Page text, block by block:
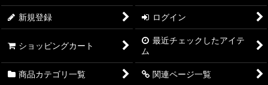
新規登録 ログイン
ショッピングカート
最近チェックしたアイテ
ム
商品カテゴリ一覧 関連ページ一覧